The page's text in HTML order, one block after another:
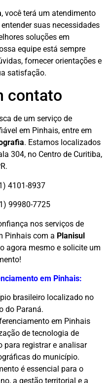
, você terá um atendimento
suas necessidades
soluções em
equipe está sempre
fornecer orientações e
satisfação.
contato
de um serviço de
em Pinhais, entre em
. Estamos localizados
304, no Centro de Curitiba,
4101-8937
99980-7725
nos serviços de
Pinhais com a Planisul
agora mesmo e solicite um
em Pinhais:
brasileiro localizado no
do Paraná.
em Pinhais
de tecnologia de
para registrar e analisar
do município.
é essencial para o
a gestão territorial e a